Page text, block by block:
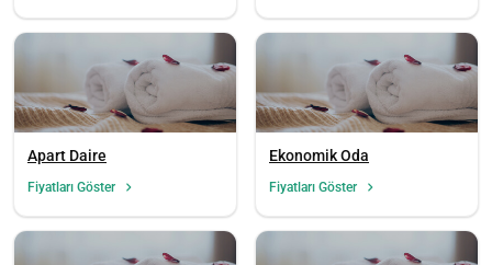
Apart Daire
Fiyatları Göster
Ekonomik Oda
Fiyatları Göster